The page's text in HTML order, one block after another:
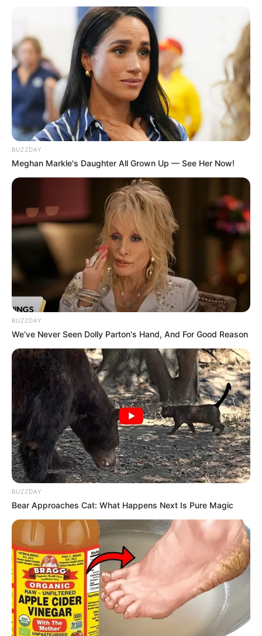
ser só bonitas, elas também precisam ser úteis e
ter a cara da homenageada. Afinal, a pior coisa
que existe é receber algo que não tem nada a ver
com a gente, não é verdade?
Se você planeja presentear alguma mamãe nos
próximos dias, é bem provável que você já saiba
um pouco das preferências dela, o que é ótimo.
Porém, não podemos negar que é super difícil
escolher uma só lembrança entre tantas opções.
Se esse é o seu caso, saiba que a melhor coisa a se
fazer é reunir várias coisinhas que a mamãe gosta
em um único presente. Isso não significa que você
deva gastar rios de dinheiro.
Com boas ideias e com vontade de colocar a mão
na massa, é possível criar umalembrancinha para
o dia das mãeslinda, mesmo com orçamento
apertado. Continue com a gente e descubra como
fazer essa mágica acontecer!
Veja também:
Como fazer caixinha de presente com garrafa pet
BUZZDAY
Meghan Markle's Daughter All Grown Up — See Her Now!
BUZZDAY
We’ve Never Seen Dolly Parton's Hand, And For Good Reason
BUZZDAY
Bear Approaches Cat: What Happens Next Is Pure Magic